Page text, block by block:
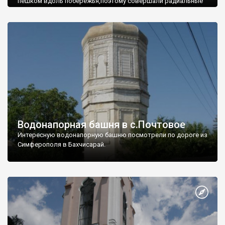
Водонапорная башня в с.Почтовое
Интересную водонапорную башню посмотрели по дороге из
Симферополя в Бахчисарай.